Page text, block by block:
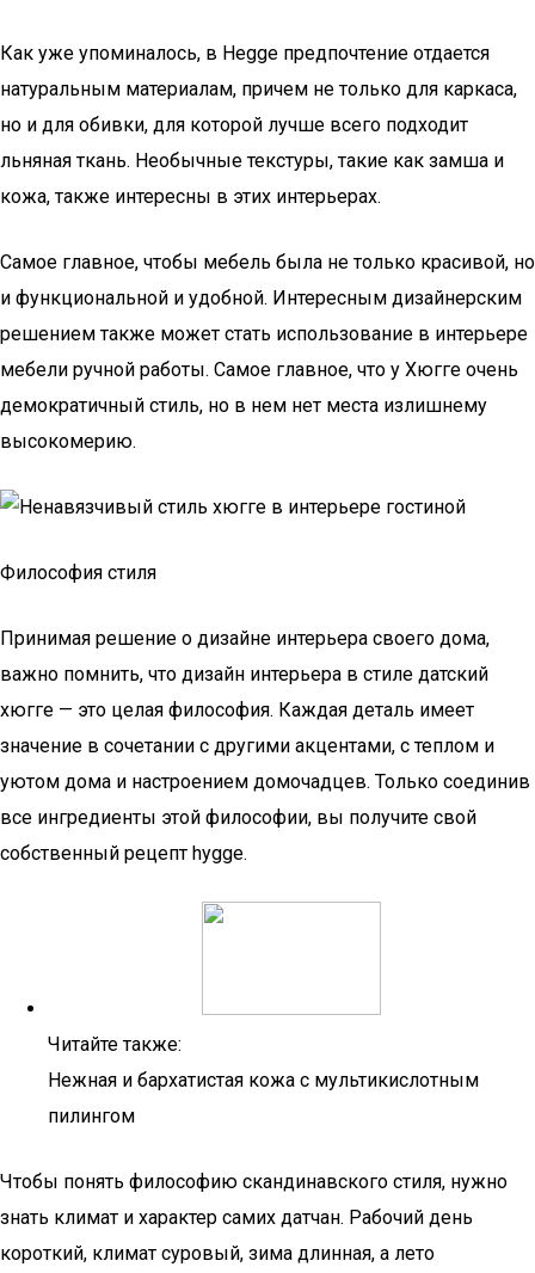
Как уже упоминалось, в Hegge предпочтение отдается
натуральным материалам, причем не только для каркаса,
но и для обивки, для которой лучше всего подходит
льняная ткань. Необычные текстуры, такие как замша и
кожа, также интересны в этих интерьерах.
Самое главное, чтобы мебель была не только красивой, но
и функциональной и удобной. Интересным дизайнерским
решением также может стать использование в интерьере
мебели ручной работы. Самое главное, что у Хюгге очень
демократичный стиль, но в нем нет места излишнему
высокомерию.
Философия стиля
Принимая решение о дизайне интерьера своего дома,
важно помнить, что дизайн интерьера в стиле датский
хюгге — это целая философия. Каждая деталь имеет
значение в сочетании с другими акцентами, с теплом и
уютом дома и настроением домочадцев. Только соединив
все ингредиенты этой философии, вы получите свой
собственный рецепт hygge.
Читайте также:
Нежная и бархатистая кожа с мультикислотным
пилингом
Чтобы понять философию скандинавского стиля, нужно
знать климат и характер самих датчан. Рабочий день
короткий, климат суровый, зима длинная, а лето